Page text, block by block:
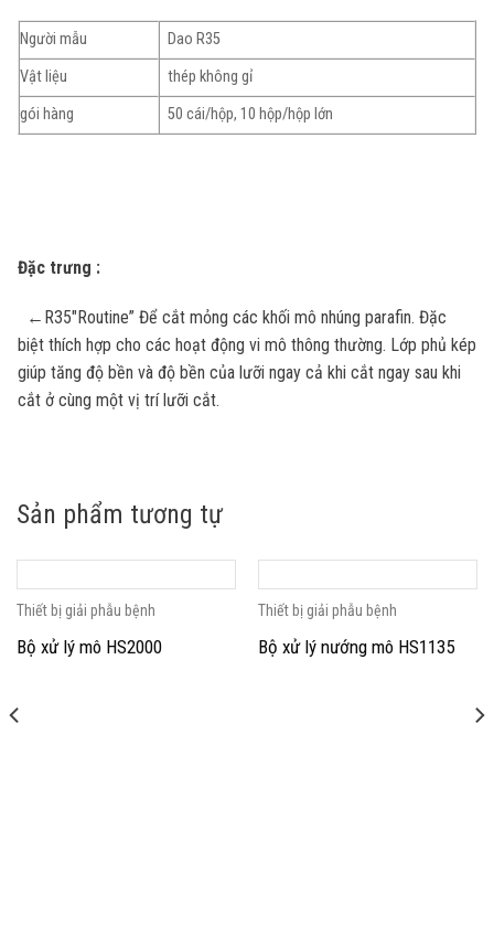
Người mẫu
Dao R35
Vật liệu
thép không gỉ
gói hàng
50 cái/hộp, 10 hộp/hộp lớn
Đặc trưng :
←R35″Routine” Để cắt mỏng các khối mô nhúng parafin. Đặc
biệt thích hợp cho các hoạt động vi mô thông thường. Lớp phủ kép
giúp tăng độ bền và độ bền của lưỡi ngay cả khi cắt ngay sau khi
cắt ở cùng một vị trí lưỡi cắt.
Sản phẩm tương tự
Thiết bị giải phẫu bệnh
Bộ xử lý mô HS2000
Thiết bị giải phẫu bệnh
Bộ xử lý nướng mô HS1135